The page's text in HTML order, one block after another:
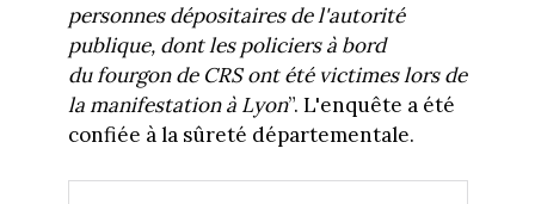
personnes dépositaires de l'autorité
publique, dont les policiers à bord
du fourgon de CRS ont été victimes lors de
la manifestation à Lyon”. L'enquête a été
confiée à la sûreté départementale.